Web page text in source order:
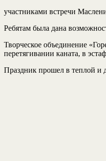
участниками встречи
Ребятам была дана
Творческое объединение
перетягивании каната, в
Праздник прошел в теплой и